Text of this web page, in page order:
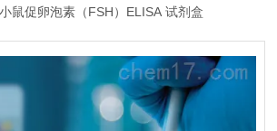
鼠促卵泡素（FSH）ELISA 试剂盒